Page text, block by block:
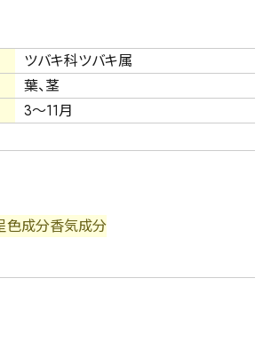
ツバキ科ツバキ属
葉、茎
3～11月
色成分香気成分